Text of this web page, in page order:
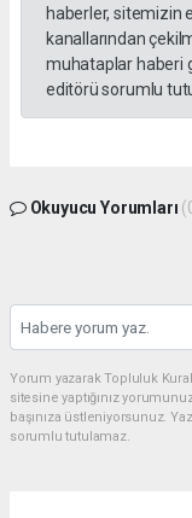
haberler, sitemizin
kanallarından
muhataplar haberi
editörü sorumlu
Okuyucu Yorumları
Yorum yazarak Topluluk
sitesine yaptığınız
başınıza üstleniyorsunuz.
sorumlu tutulamaz.